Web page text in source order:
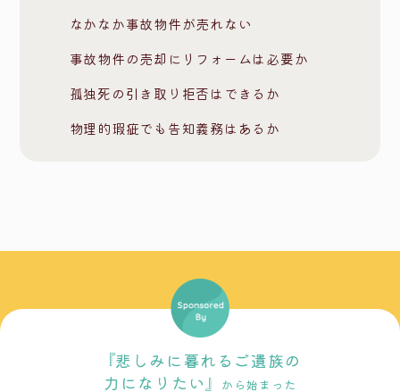
なかなか事故物件が売れない
事故物件の売却にリフォームは必要か
孤独死の引き取り拒否はできるか
物理的瑕疵でも告知義務はあるか
『悲しみに暮れるご遺族の
力になりたい』
から始まった